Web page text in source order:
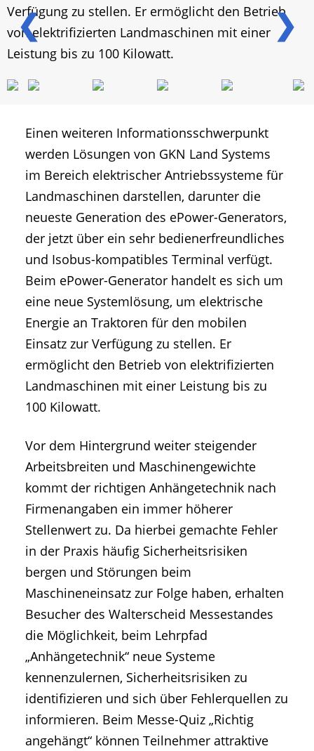
❮ ❯
Verfügung zu stellen. Er ermöglicht den Betrieb
von elektrifizierten Landmaschinen mit einer
Leistung bis zu 100 Kilowatt.
Einen weiteren Informationsschwerpunkt
werden Lösungen von GKN Land Systems
im Bereich elektrischer Antriebssysteme für
Landmaschinen darstellen, darunter die
neueste Generation des ePower-Generators,
der jetzt über ein sehr bedienerfreundliches
und Isobus-kompatibles Terminal verfügt.
Beim ePower-Generator handelt es sich um
eine neue Systemlösung, um elektrische
Energie an Traktoren für den mobilen
Einsatz zur Verfügung zu stellen. Er
ermöglicht den Betrieb von elektrifizierten
Landmaschinen mit einer Leistung bis zu
100 Kilowatt.
Vor dem Hintergrund weiter steigender
Arbeitsbreiten und Maschinengewichte
kommt der richtigen Anhängetechnik nach
Firmenangaben ein immer höherer
Stellenwert zu. Da hierbei gemachte Fehler
in der Praxis häufig Sicherheitsrisiken
bergen und Störungen beim
Maschineneinsatz zur Folge haben, erhalten
Besucher des Walterscheid Messestandes
die Möglichkeit, beim Lehrpfad
„Anhängetechnik“ neue Systeme
kennenzulernen, Sicherheitsrisiken zu
identifizieren und sich über Fehlerquellen zu
informieren. Beim Messe-Quiz „Richtig
angehängt“ können Teilnehmer attraktive